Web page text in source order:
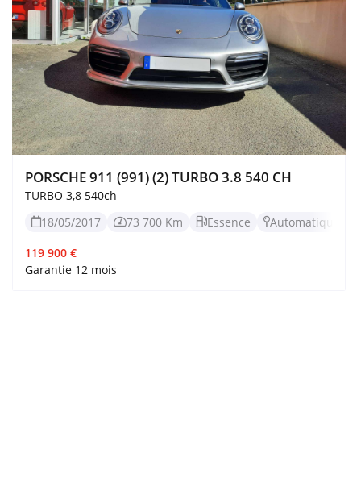
PORSCHE 911 (991) (2) TURBO 3.8 540 CH
TURBO 3,8 540ch
18/05/2017 73 700 Km Essence Automatique
119 900 €
Garantie 12 mois